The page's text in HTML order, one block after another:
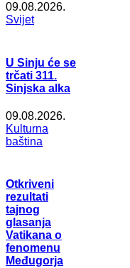
09.08.2026.
Svijet
U Sinju će se
trčati 311.
Sinjska alka
09.08.2026.
Kulturna
baština
Otkriveni
rezultati
tajnog
glasanja
Vatikana o
fenomenu
Međugorja